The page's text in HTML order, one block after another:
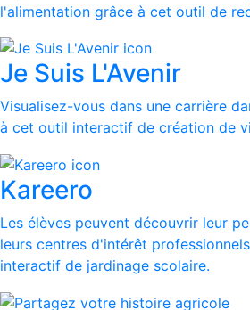
l'alimentation grâce à cet outil de
Je Suis L'Avenir
Visualisez-vous dans une carrière
à cet outil interactif de création de
Kareero
Les élèves peuvent découvrir leur
leurs centres d'intérêt
interactif de jardinage scolaire.